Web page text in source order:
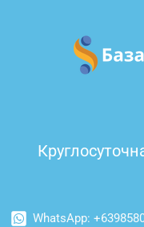
содержимому
WhatsApp: